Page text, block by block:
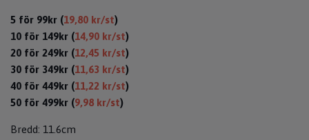
5 för 99kr (19,80 kr/st)
10 för 149kr (14,90 kr/st)
20 för 249kr (12,45 kr/st)
30 för 349kr (11,63 kr/st)
40 för 449kr (11,22 kr/st)
50 för 499kr (9,98 kr/st)
Bredd: 11.6cm